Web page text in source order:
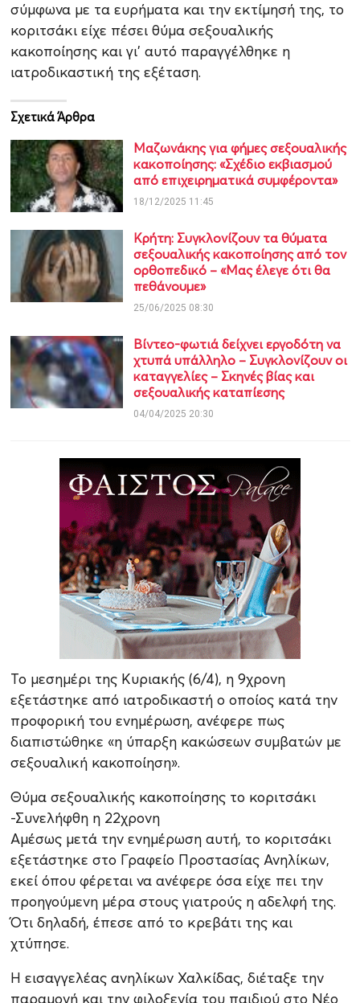
σύμφωνα με τα ευρήματα και την εκτίμησή της, το
κοριτσάκι είχε πέσει θύμα σεξουαλικής
κακοποίησης και γι’ αυτό παραγγέλθηκε η
ιατροδικαστική της εξέταση.
Σχετικά Άρθρα
Μαζωνάκης για φήμες σεξουαλικής
κακοποίησης: «Σχέδιο εκβιασμού
από επιχειρηματικά συμφέροντα»
18/12/2025 11:45
Κρήτη: Συγκλονίζουν τα θύματα
σεξουαλικής κακοποίησης από τον
ορθοπεδικό – «Μας έλεγε ότι θα
πεθάνουμε»
25/06/2025 08:30
Βίντεο-φωτιά δείχνει εργοδότη να
χτυπά υπάλληλο – Συγκλονίζουν οι
καταγγελίες – Σκηνές βίας και
σεξουαλικής καταπίεσης
04/04/2025 20:30
Το μεσημέρι της Κυριακής (6/4), η 9χρονη
εξετάστηκε από ιατροδικαστή ο οποίος κατά την
προφορική του ενημέρωση, ανέφερε πως
διαπιστώθηκε «η ύπαρξη κακώσεων συμβατών με
σεξουαλική κακοποίηση».
Θύμα σεξουαλικής κακοποίησης το κοριτσάκι
-Συνελήφθη η 22χρονη
Αμέσως μετά την ενημέρωση αυτή, το κοριτσάκι
εξετάστηκε στο Γραφείο Προστασίας Ανηλίκων,
εκεί όπου φέρεται να ανέφερε όσα είχε πει την
προηγούμενη μέρα στους γιατρούς η αδελφή της.
Ότι δηλαδή, έπεσε από το κρεβάτι της και
χτύπησε.
Η εισαγγελέας ανηλίκων Χαλκίδας, διέταξε την
παραμονή και την φιλοξενία του παιδιού στο Νέο